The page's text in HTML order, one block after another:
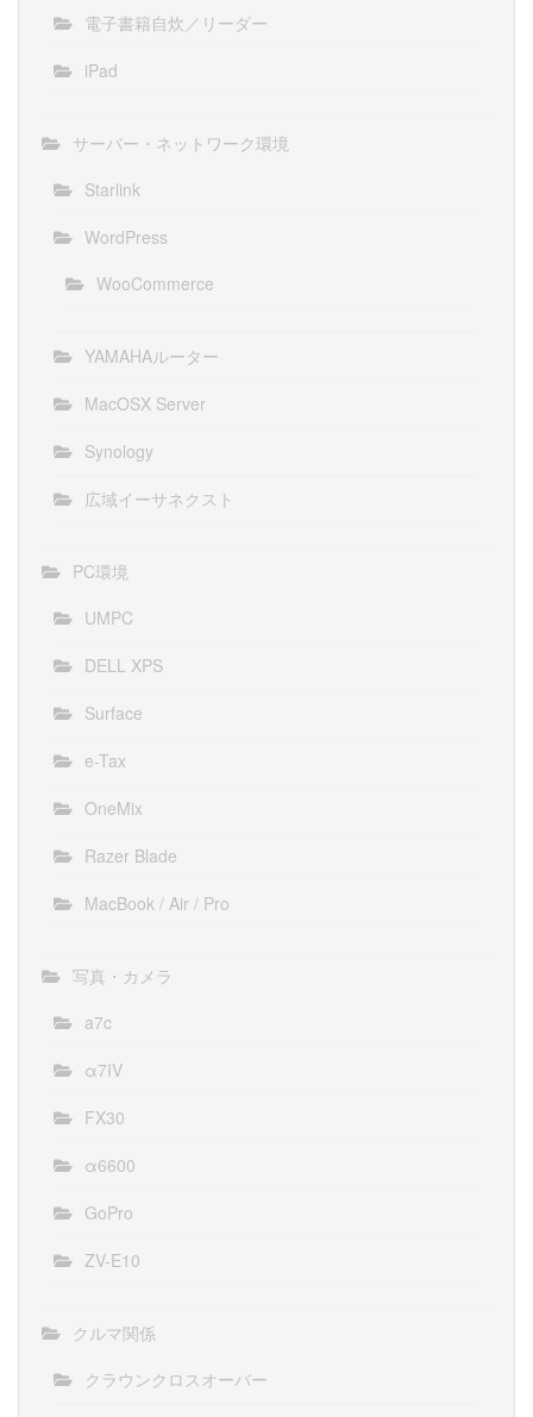
電子書籍自炊／リーダー
iPad
サーバー・ネットワーク環境
Starlink
WordPress
WooCommerce
YAMAHAルーター
MacOSX Server
Synology
広域イーサネクスト
PC環境
UMPC
DELL XPS
Surface
e-Tax
OneMix
Razer Blade
MacBook / Air / Pro
写真・カメラ
a7c
α7IV
FX30
α6600
GoPro
ZV-E10
クルマ関係
クラウンクロスオーバー